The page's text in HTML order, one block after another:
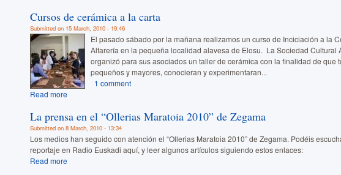
Cursos de cerámica a la carta
Submitted on 15 March, 2010 - 19:46
El pasado sábado por la mañana realizamos un curso de Inciciación a la
Alfarería en la pequeña localidad alavesa de Elosu. La Sociedad Cultural
organizó para sus asociados un taller de cerámica con la finalidad de que
pequeños y mayores, conocieran y experimentaran...
1 comment
Read more
La prensa en el “Ollerias Maratoia 2010” de Zegama
Submitted on 8 March, 2010 - 13:34
Los medios han seguido con atención el “Ollerias Maratoia 2010” de Zegama. Podéis
reportaje en Radio Euskadi aquí, y leer algunos artículos siguiendo estos enlaces:
Read more